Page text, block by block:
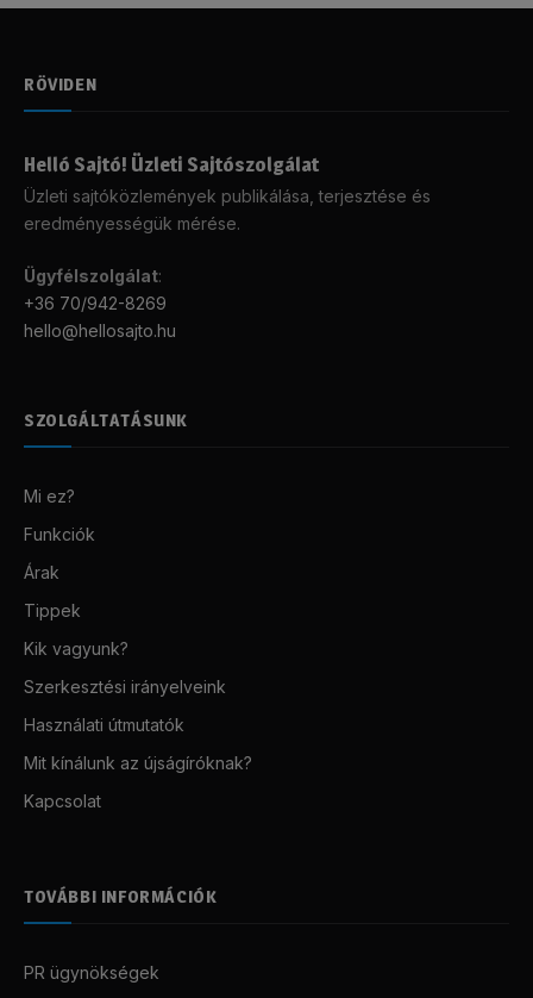
RÖVIDEN
Helló Sajtó! Üzleti Sajtószolgálat
Üzleti sajtóközlemények publikálása, terjesztése és
eredményességük mérése.
Ügyfélszolgálat:
+36 70/942-8269
hello@hellosajto.hu
SZOLGÁLTATÁSUNK
Mi ez?
Funkciók
Árak
Tippek
Kik vagyunk?
Szerkesztési irányelveink
Használati útmutatók
Mit kínálunk az újságíróknak?
Kapcsolat
TOVÁBBI INFORMÁCIÓK
PR ügynökségek